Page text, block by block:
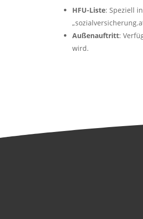
HFU-Liste: Speziell
Außenauftritt:
wird.